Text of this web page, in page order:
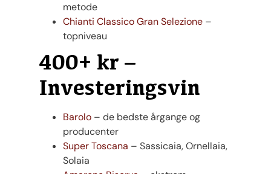
metode
Chianti Classico Gran Selezione –
topniveau
400+ kr –
Investeringsvin
Barolo – de bedste årgange og
producenter
Super Toscana – Sassicaia, Ornellaia,
Solaia